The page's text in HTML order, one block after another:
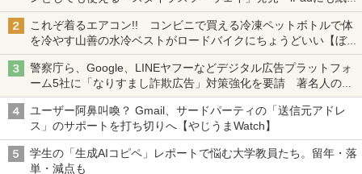
も、持ち替えずに書き込める
これぞ着るエアコン!! コンビニで買える冷凍ペットボトルで体
を冷やす山善の水冷ベストがロードバイクにちょうどいい【ぼっ
ち・ざ・ろーど！その14】【空いた時間でなにしてる？】
警察庁ら、Google、LINEヤフーなどデジタル広告プラットフォ
ーム5社に「なりすまし詐欺広告」対策強化を要請 著名人の写
真や映像を使った投資詐欺などへの対策として
ユーザー阿鼻叫喚？ Gmail、サードパーティの「送信元アドレ
ス」のサポートを打ち切りへ【やじうまWatch】
学生の「生成AIコピペ」レポートで悩む大学教員たち。留年・落
単・減点も